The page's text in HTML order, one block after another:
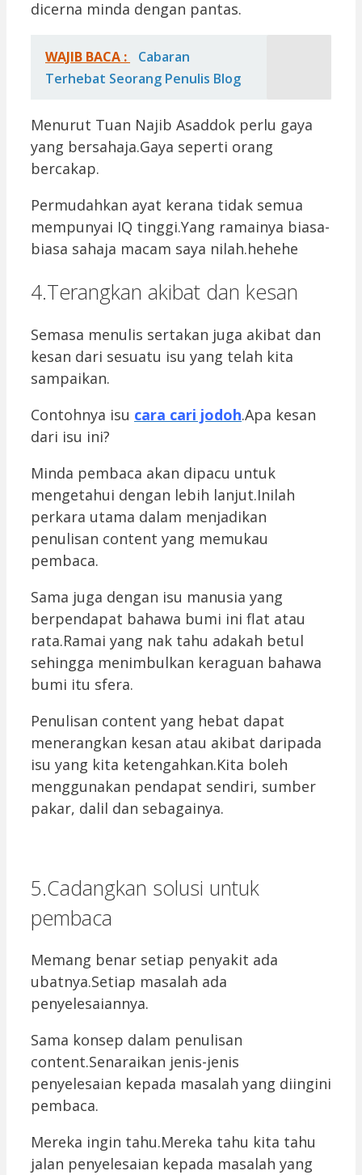
dicerna minda dengan pantas.
WAJIB BACA :
Cabaran
Terhebat Seorang Penulis Blog
Menurut Tuan Najib Asaddok perlu gaya
yang bersahaja.Gaya seperti orang
bercakap.
Permudahkan ayat kerana tidak semua
mempunyai IQ tinggi.Yang ramainya biasa-
biasa sahaja macam saya nilah.hehehe
4.Terangkan akibat dan kesan
Semasa menulis sertakan juga akibat dan
kesan dari sesuatu isu yang telah kita
sampaikan.
Contohnya isu cara cari jodoh.Apa kesan
dari isu ini?
Minda pembaca akan dipacu untuk
mengetahui dengan lebih lanjut.Inilah
perkara utama dalam menjadikan
penulisan content yang memukau
pembaca.
Sama juga dengan isu manusia yang
berpendapat bahawa bumi ini flat atau
rata.Ramai yang nak tahu adakah betul
sehingga menimbulkan keraguan bahawa
bumi itu sfera.
Penulisan content yang hebat dapat
menerangkan kesan atau akibat daripada
isu yang kita ketengahkan.Kita boleh
menggunakan pendapat sendiri, sumber
pakar, dalil dan sebagainya.
5.Cadangkan solusi untuk
pembaca
Memang benar setiap penyakit ada
ubatnya.Setiap masalah ada
penyelesaiannya.
Sama konsep dalam penulisan
content.Senaraikan jenis-jenis
penyelesaian kepada masalah yang diingini
pembaca.
Mereka ingin tahu.Mereka tahu kita tahu
jalan penyelesaian kepada masalah yang